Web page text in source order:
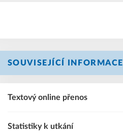
SOUVISEJÍCÍ INFORMACE
Textový online přenos
Statistiky k utkání